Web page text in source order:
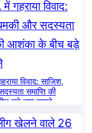
विवाद: साजिश,
समाप्ति की
बड़े नाम सामने